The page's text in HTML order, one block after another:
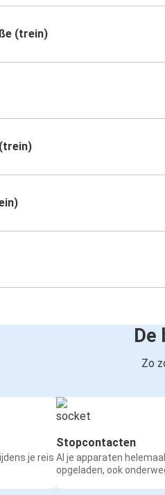
(trein)
De
Zo
je reis
Stopcontacten
Al je apparaten helemaal
opgeladen, ook